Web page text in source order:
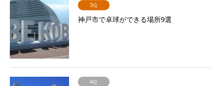
3位
神戸市で卓球ができる場所9選
4位